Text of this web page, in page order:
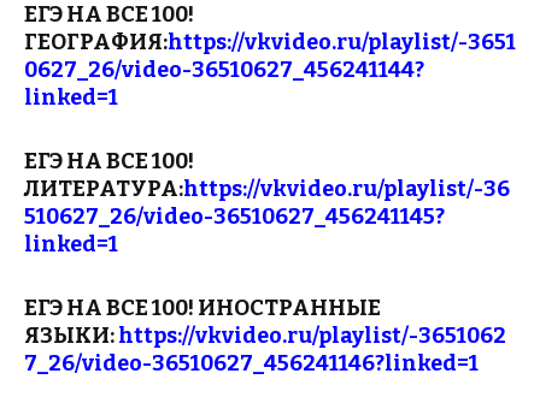
ЕГЭ НА ВСЕ 100!
ГЕОГРАФИЯ:https://vkvideo.ru/playlist/-3651
0627_26/video-36510627_456241144?
linked=1
ЕГЭ НА ВСЕ 100!
ЛИТЕРАТУРА:https://vkvideo.ru/playlist/-36
510627_26/video-36510627_456241145?
linked=1
ЕГЭ НА ВСЕ 100! ИНОСТРАННЫЕ
ЯЗЫКИ:https://vkvideo.ru/playlist/-3651062
7_26/video-36510627_456241146?linked=1